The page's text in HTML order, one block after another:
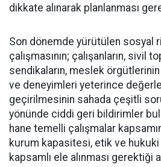
dikkate alınarak planlanması
Son dönemde yürütülen sosyal
çalışmasının; çalışanların, sivil
sendikaların, meslek
ve deneyimleri yeterince
geçirilmesinin sahada çeşitli
yönünde ciddi geri bildirimler
hane temelli çalışmalar
kurum kapasitesi, etik ve
kapsamlı ele alınması gerektiği